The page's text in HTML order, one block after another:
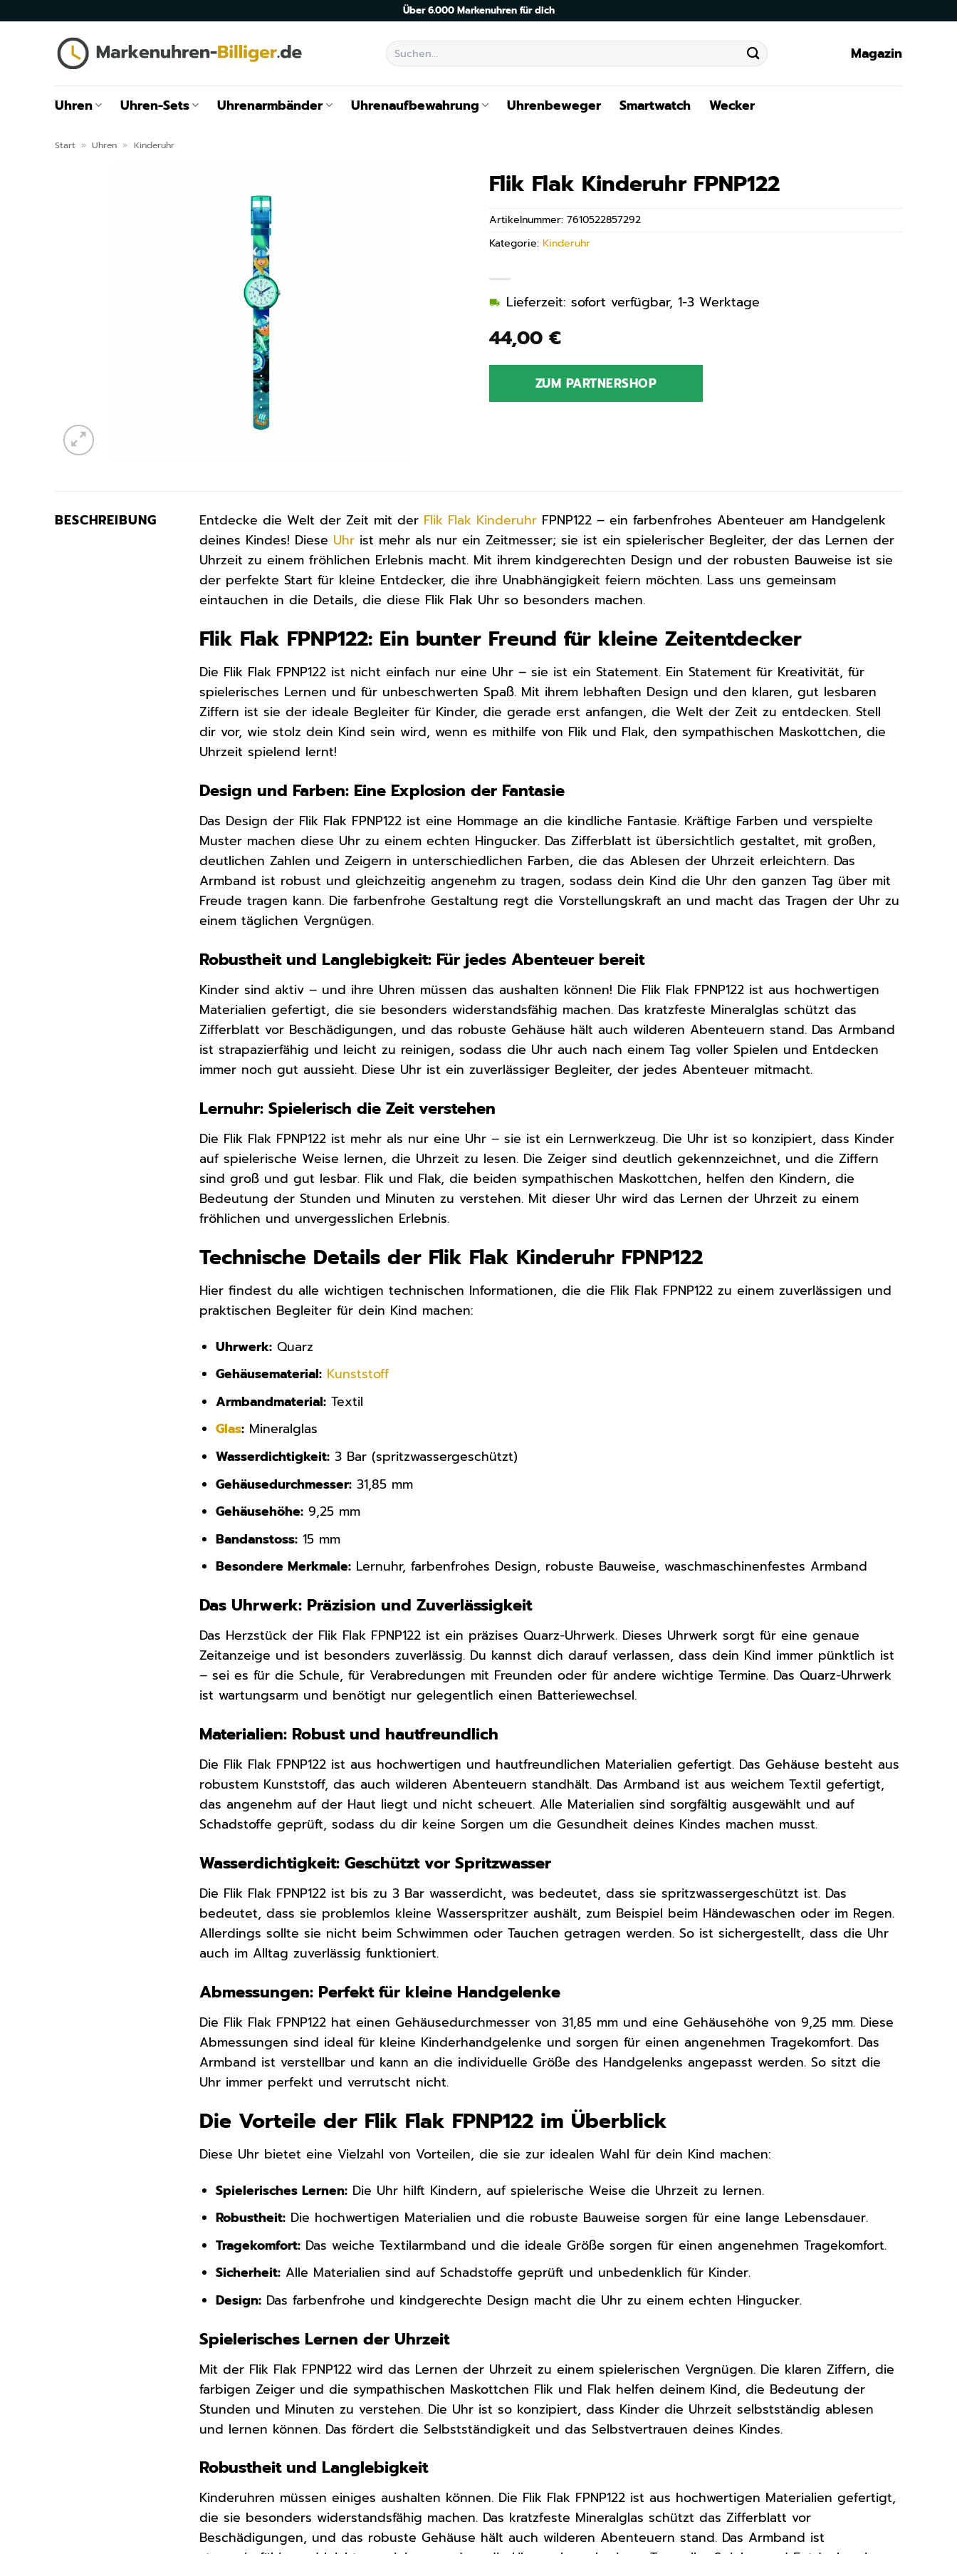
Über 6.000 Markenuhren für dich
Suchen
nach:
Magazin
Uhren Uhren-Sets Uhrenarmbänder Uhrenaufbewahrung Uhrenbeweger Smartwatch Wecker
Start » Uhren » Kinderuhr
Flik Flak Kinderuhr FPNP122
44,00 €
Lieferzeit: sofort verfügbar, 1-3 Werktage
ZUM PARTNERSHOP
Artikelnummer: 7610522857292
Kategorie: Kinderuhr
BESCHREIBUNG Entdecke die Welt der Zeit mit der Flik Flak Kinderuhr FPNP122 – ein farbenfrohes Abenteuer am Handgelenk
deines Kindes! Diese Uhr ist mehr als nur ein Zeitmesser; sie ist ein spielerischer Begleiter, der das Lernen der
Uhrzeit zu einem fröhlichen Erlebnis macht. Mit ihrem kindgerechten Design und der robusten Bauweise ist sie
der perfekte Start für kleine Entdecker, die ihre Unabhängigkeit feiern möchten. Lass uns gemeinsam
eintauchen in die Details, die diese Flik Flak Uhr so besonders machen.
Flik Flak FPNP122: Ein bunter Freund für kleine Zeitentdecker
Die Flik Flak FPNP122 ist nicht einfach nur eine Uhr – sie ist ein Statement. Ein Statement für Kreativität, für
spielerisches Lernen und für unbeschwerten Spaß. Mit ihrem lebhaften Design und den klaren, gut lesbaren
Ziffern ist sie der ideale Begleiter für Kinder, die gerade erst anfangen, die Welt der Zeit zu entdecken. Stell
dir vor, wie stolz dein Kind sein wird, wenn es mithilfe von Flik und Flak, den sympathischen Maskottchen, die
Uhrzeit spielend lernt!
Design und Farben: Eine Explosion der Fantasie
Das Design der Flik Flak FPNP122 ist eine Hommage an die kindliche Fantasie. Kräftige Farben und verspielte
Muster machen diese Uhr zu einem echten Hingucker. Das Zifferblatt ist übersichtlich gestaltet, mit großen,
deutlichen Zahlen und Zeigern in unterschiedlichen Farben, die das Ablesen der Uhrzeit erleichtern. Das
Armband ist robust und gleichzeitig angenehm zu tragen, sodass dein Kind die Uhr den ganzen Tag über mit
Freude tragen kann. Die farbenfrohe Gestaltung regt die Vorstellungskraft an und macht das Tragen der Uhr zu
einem täglichen Vergnügen.
Robustheit und Langlebigkeit: Für jedes Abenteuer bereit
Kinder sind aktiv – und ihre Uhren müssen das aushalten können! Die Flik Flak FPNP122 ist aus hochwertigen
Materialien gefertigt, die sie besonders widerstandsfähig machen. Das kratzfeste Mineralglas schützt das
Zifferblatt vor Beschädigungen, und das robuste Gehäuse hält auch wilderen Abenteuern stand. Das Armband
ist strapazierfähig und leicht zu reinigen, sodass die Uhr auch nach einem Tag voller Spielen und Entdecken
immer noch gut aussieht. Diese Uhr ist ein zuverlässiger Begleiter, der jedes Abenteuer mitmacht.
Lernuhr: Spielerisch die Zeit verstehen
Die Flik Flak FPNP122 ist mehr als nur eine Uhr – sie ist ein Lernwerkzeug. Die Uhr ist so konzipiert, dass Kinder
auf spielerische Weise lernen, die Uhrzeit zu lesen. Die Zeiger sind deutlich gekennzeichnet, und die Ziffern
sind groß und gut lesbar. Flik und Flak, die beiden sympathischen Maskottchen, helfen den Kindern, die
Bedeutung der Stunden und Minuten zu verstehen. Mit dieser Uhr wird das Lernen der Uhrzeit zu einem
fröhlichen und unvergesslichen Erlebnis.
Technische Details der Flik Flak Kinderuhr FPNP122
Hier findest du alle wichtigen technischen Informationen, die die Flik Flak FPNP122 zu einem zuverlässigen und
praktischen Begleiter für dein Kind machen:
Uhrwerk: Quarz
Gehäusematerial: Kunststoff
Armbandmaterial: Textil
Glas: Mineralglas
Wasserdichtigkeit: 3 Bar (spritzwassergeschützt)
Gehäusedurchmesser: 31,85 mm
Gehäusehöhe: 9,25 mm
Bandanstoss: 15 mm
Besondere Merkmale: Lernuhr, farbenfrohes Design, robuste Bauweise, waschmaschinenfestes Armband
Das Uhrwerk: Präzision und Zuverlässigkeit
Das Herzstück der Flik Flak FPNP122 ist ein präzises Quarz-Uhrwerk. Dieses Uhrwerk sorgt für eine genaue
Zeitanzeige und ist besonders zuverlässig. Du kannst dich darauf verlassen, dass dein Kind immer pünktlich ist
– sei es für die Schule, für Verabredungen mit Freunden oder für andere wichtige Termine. Das Quarz-Uhrwerk
ist wartungsarm und benötigt nur gelegentlich einen Batteriewechsel.
Materialien: Robust und hautfreundlich
Die Flik Flak FPNP122 ist aus hochwertigen und hautfreundlichen Materialien gefertigt. Das Gehäuse besteht aus
robustem Kunststoff, das auch wilderen Abenteuern standhält. Das Armband ist aus weichem Textil gefertigt,
das angenehm auf der Haut liegt und nicht scheuert. Alle Materialien sind sorgfältig ausgewählt und auf
Schadstoffe geprüft, sodass du dir keine Sorgen um die Gesundheit deines Kindes machen musst.
Wasserdichtigkeit: Geschützt vor Spritzwasser
Die Flik Flak FPNP122 ist bis zu 3 Bar wasserdicht, was bedeutet, dass sie spritzwassergeschützt ist. Das
bedeutet, dass sie problemlos kleine Wasserspritzer aushält, zum Beispiel beim Händewaschen oder im Regen.
Allerdings sollte sie nicht beim Schwimmen oder Tauchen getragen werden. So ist sichergestellt, dass die Uhr
auch im Alltag zuverlässig funktioniert.
Abmessungen: Perfekt für kleine Handgelenke
Die Flik Flak FPNP122 hat einen Gehäusedurchmesser von 31,85 mm und eine Gehäusehöhe von 9,25 mm. Diese
Abmessungen sind ideal für kleine Kinderhandgelenke und sorgen für einen angenehmen Tragekomfort. Das
Armband ist verstellbar und kann an die individuelle Größe des Handgelenks angepasst werden. So sitzt die
Uhr immer perfekt und verrutscht nicht.
Die Vorteile der Flik Flak FPNP122 im Überblick
Diese Uhr bietet eine Vielzahl von Vorteilen, die sie zur idealen Wahl für dein Kind machen:
Spielerisches Lernen: Die Uhr hilft Kindern, auf spielerische Weise die Uhrzeit zu lernen.
Robustheit: Die hochwertigen Materialien und die robuste Bauweise sorgen für eine lange Lebensdauer.
Tragekomfort: Das weiche Textilarmband und die ideale Größe sorgen für einen angenehmen Tragekomfort.
Sicherheit: Alle Materialien sind auf Schadstoffe geprüft und unbedenklich für Kinder.
Design: Das farbenfrohe und kindgerechte Design macht die Uhr zu einem echten Hingucker.
Spielerisches Lernen der Uhrzeit
Mit der Flik Flak FPNP122 wird das Lernen der Uhrzeit zu einem spielerischen Vergnügen. Die klaren Ziffern, die
farbigen Zeiger und die sympathischen Maskottchen Flik und Flak helfen deinem Kind, die Bedeutung der
Stunden und Minuten zu verstehen. Die Uhr ist so konzipiert, dass Kinder die Uhrzeit selbstständig ablesen
und lernen können. Das fördert die Selbstständigkeit und das Selbstvertrauen deines Kindes.
Robustheit und Langlebigkeit
Kinderuhren müssen einiges aushalten können. Die Flik Flak FPNP122 ist aus hochwertigen Materialien gefertigt,
die sie besonders widerstandsfähig machen. Das kratzfeste Mineralglas schützt das Zifferblatt vor
Beschädigungen, und das robuste Gehäuse hält auch wilderen Abenteuern stand. Das Armband ist